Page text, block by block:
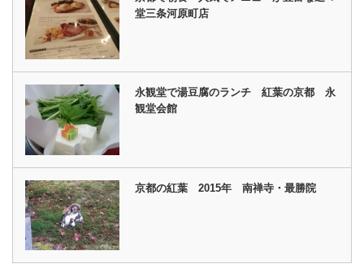
堂三条河原町店
永観堂で湯豆腐のランチ 紅葉の京都 永
観堂会館
京都の紅葉 2015年 南禅寺・最勝院